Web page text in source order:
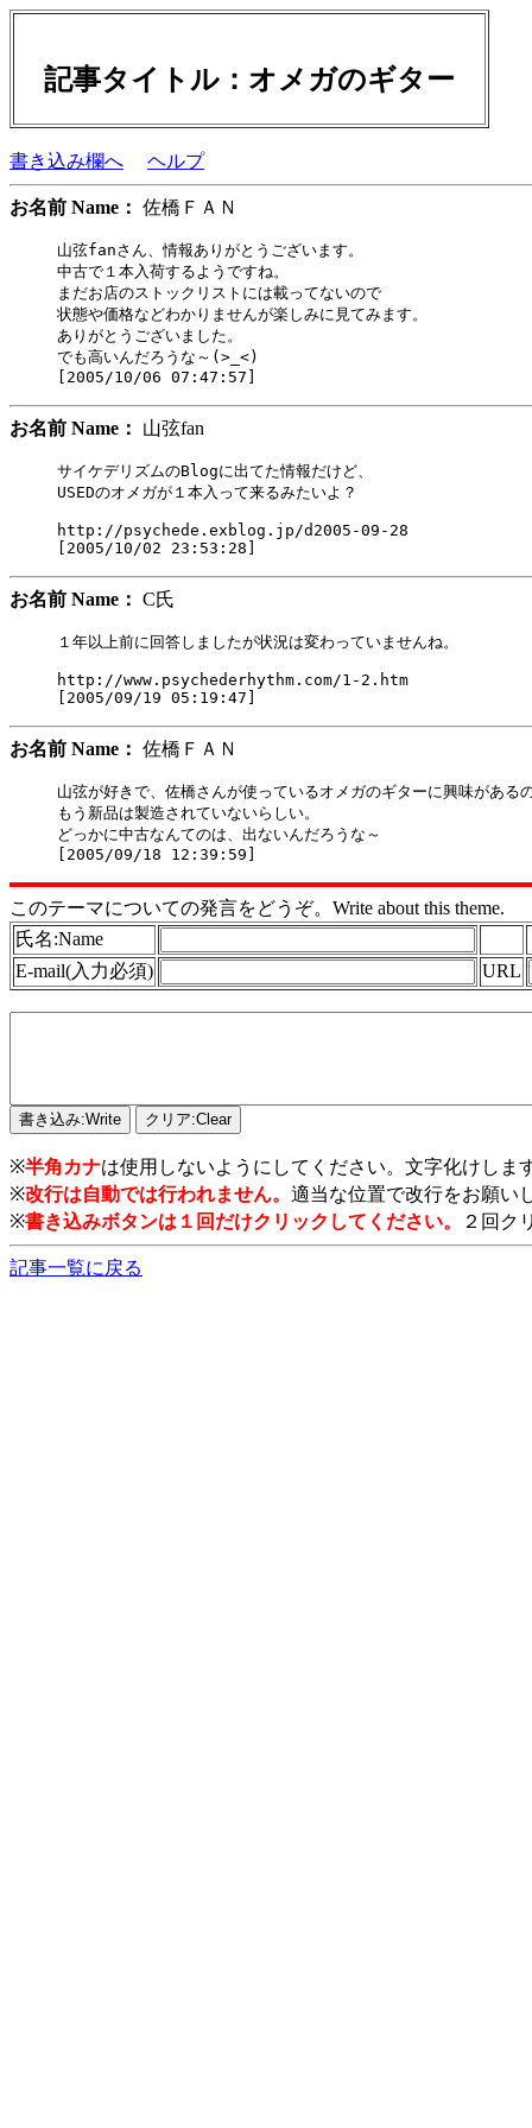
記事タイトル：オメガのギター
書き込み欄へ ヘルプ
お名前 Name： 佐橋ＦＡＮ
山弦fanさん、情報ありがとうございます。
中古で１本入荷するようですね。
まだお店のストックリストには載ってないので
状態や価格などわかりませんが楽しみに見てみます。
ありがとうございました。
でも高いんだろうな～(>_<)
お名前 Name： 山弦fan
サイケデリズムのBlogに出てた情報だけど、
USEDのオメガが１本入って来るみたいよ？
http://psychede.exblog.jp/d2005-09-28
お名前 Name： C氏
１年以上前に回答しましたが状況は変わっていませんね。
http://www.psychederhythm.com/1-2.htm
お名前 Name： 佐橋ＦＡＮ
山弦が好きで、佐橋さんが使っているオメガのギターに興味がある
もう新品は製造されていないらしい。
どっかに中古なんてのは、出ないんだろうな～
このテーマについての発言をどうぞ。Write about this theme.
氏名:Name
E-mail(入力必須)
URL
※半角カナは使用しないようにしてください。文字化けしま
※改行は自動では行われません。 適当な位置で改行をお願い
※書き込みボタンは１回だけクリックしてください。 ２回ク
記事一覧に戻る